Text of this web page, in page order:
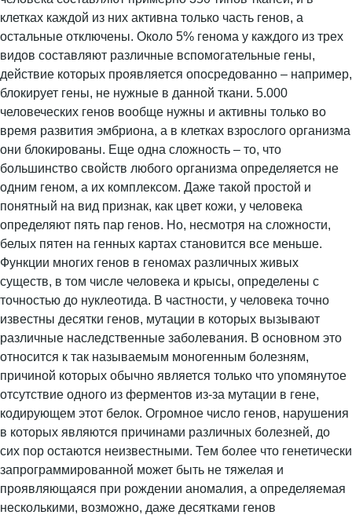
клетках каждой из них активна только часть генов, а
остальные отключены. Около 5% генома у каждого из трех
видов составляют различные вспомогательные гены,
действие которых проявляется опосредованно – например,
блокирует гены, не нужные в данной ткани. 5.000
человеческих генов вообще нужны и активны только во
время развития эмбриона, а в клетках взрослого организма
они блокированы. Еще одна сложность – то, что
большинство свойств любого организма определяется не
одним геном, а их комплексом. Даже такой простой и
понятный на вид признак, как цвет кожи, у человека
определяют пять пар генов. Но, несмотря на сложности,
белых пятен на генных картах становится все меньше.
Функции многих генов в геномах различных живых
существ, в том числе человека и крысы, определены с
точностью до нуклеотида. В частности, у человека точно
известны десятки генов, мутации в которых вызывают
различные наследственные заболевания. В основном это
относится к так называемым моногенным болезням,
причиной которых обычно является только что упомянутое
отсутствие одного из ферментов из-за мутации в гене,
кодирующем этот белок. Огромное число генов, нарушения
в которых являются причинами различных болезней, до
сих пор остаются неизвестными. Тем более что генетически
запрограммированной может быть не тяжелая и
проявляющаяся при рождении аномалия, а определяемая
несколькими, возможно, даже десятками генов